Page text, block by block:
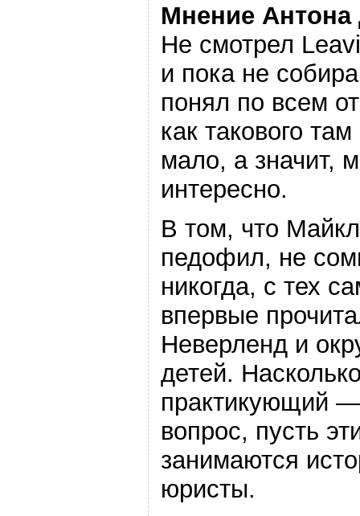
Мнение
Не смотрел
и пока не
понял по всем
как такового
мало, а значит,
интересно.
В том, что
педофил, не
никогда, с тех
впервые
Неверленд и
детей.
практикующий —
вопрос, пусть
занимаются
юристы.